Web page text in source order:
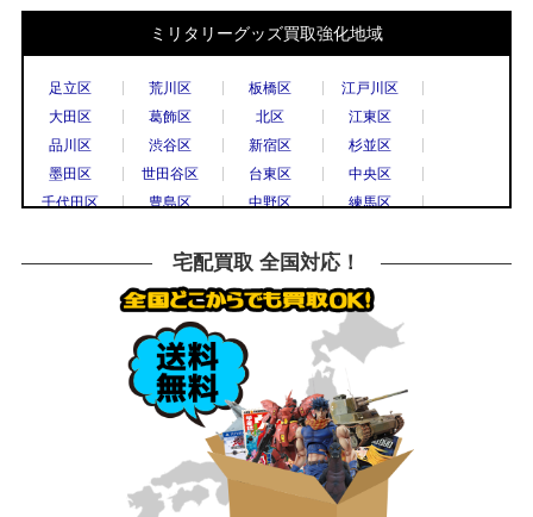
中野区 練馬区
文京区
港区
目黒区 国立市
小金井市
国分寺市
小平市 立川市
調布市
西東京市
八王子市 東村山市
日野市
府中市
三鷹市 武蔵野市
上尾市
春日部市
久喜市 熊谷市
越谷市
秩父市
所沢市 戸田市
新座市
鎌倉市 川崎市
相模原市
横須賀市 横浜市
宇都宮市
高崎市 前橋市
古河市
水戸市
ミリタリーグッズ買取強化地域
足立区 荒川区 板橋区
江戸川区
大田区
葛飾区 北区
江東区
品川区
渋谷区 新宿区
杉並区
墨田区
世田谷区 台東区
中央区
千代田区
豊島区 中野区
練馬区
川崎市 川口市
越谷市
戸田市 さいたま市
所沢市
市川市 柏市
松戸市
高崎市 小山市
宅配買取 全国対応！